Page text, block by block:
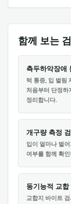
함께 보는
측두하악장애
턱 통증, 입 벌림
처음부터 단정하
정리합니다.
개구량 측정
입이 얼마나 벌
여부를 함께 확
동기능적 교합
교합지 바이트